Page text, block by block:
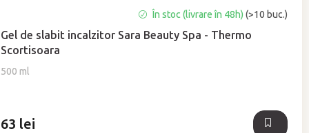
Gel de slabit incalzitor Sara Beauty Spa - Thermo
Scortisoara
500 ml
medie
a
produsului
este
stele.
În stoc (livrare în 48h)(>10 buc.)
63 lei